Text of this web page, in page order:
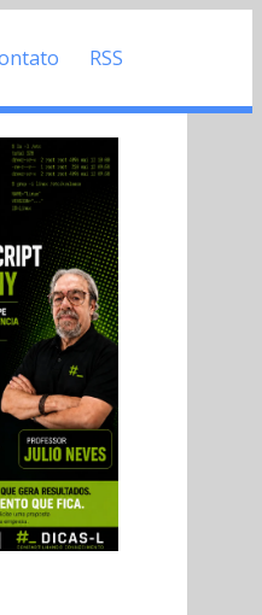
RSS